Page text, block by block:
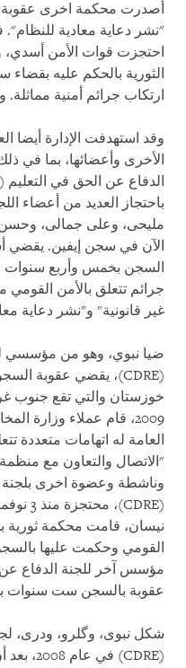
أصدرت محكمة اخرى عقوبة
الثورية بالحكم عليه
ارتكاب جرائم أمنية مماثلة.
وقد استهدفت الإدارة أيضا
الأخرى وأعضائها، بما في
الدفاع عن الحق في التعليم (
باحتجاز العديد من أعضاء
ملیحی، وعلی جمالی،
الآن في سجن إيفين. يقضي
السجن بخمس وأربع سنوات
جرائم تتعلق بالأمن
غير قانونية" و"نشر دعاية
ضيا نبوي، وهو من مؤسسي
(
CDRE)، يقضي عقوبة
2009، قام عملاء وزارة
العامة له اتهامات متعددة
"الاتصال والتعاون مع
وناشطة وعضوة اخرى بلجنة
(
CDRE
نيسان، قامت محكمة ثورية
مؤسس آخر للجنة الدفاع
عقوبة بالسجن ست سنوات
شكل نبوی، وگلرو، ودری،
(
CDRE
) في